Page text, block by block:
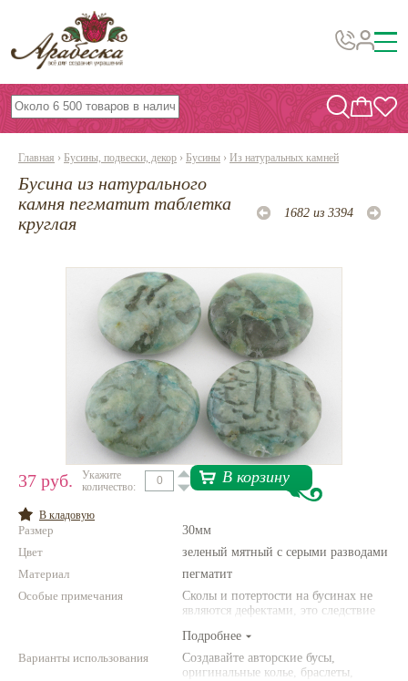
Бусины, подвески, декор
Бисер
Фурнитура
Проволока
Инструменты и материалы
Эпоксидная смола
Шнуры, ленты, нитки
По темам и сезонам
Бисер TOHO
Нетемнеющая фурнитура
Всё для вышивки
Натуральные камни
Новинки!
О магазине
Главная › Бусины, подвески, декор › Бусины › Из натуральных камней
Бусина из натурального
камня пегматит таблетка
круглая
1682 из 3394
37 руб.
Укажите
количество:
В корзину
В кладовую
Размер
30мм
Цвет
зеленый мятный с серыми разводами
Материал
пегматит
Особые примечания
Сколы и потертости на бусинах не
являются дефектами, это следствие
природного камня. Цвет и размер
товара может отличаться от
представленных на фото.
Подробнее
Варианты использования
Создавайте авторские бусы,
оригинальные колье, браслеты,